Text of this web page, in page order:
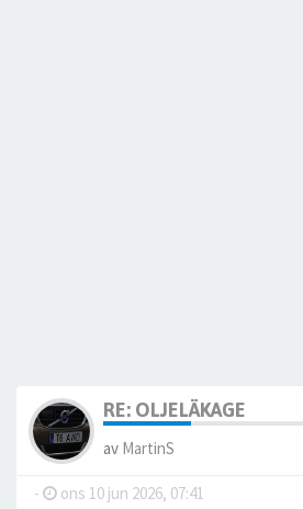
RE: OLJELÄKAGE
av MartinS
- ons 10 jun 2026, 07:41